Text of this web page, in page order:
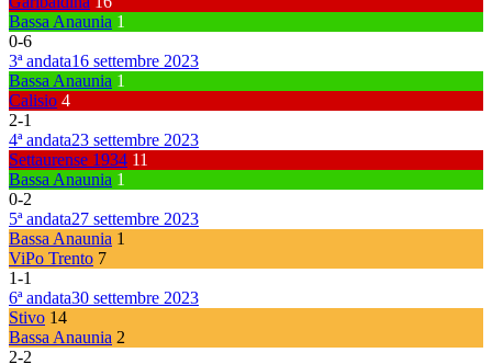
Bassa Anaunia 1
0-6
3ª andata16 settembre 2023
Bassa Anaunia 1
Calisio 4
2-1
4ª andata23 settembre 2023
Settaurense 1934 11
Bassa Anaunia 1
0-2
5ª andata27 settembre 2023
Bassa Anaunia 1
ViPo Trento 7
1-1
6ª andata30 settembre 2023
Stivo 14
Bassa Anaunia 2
2-2